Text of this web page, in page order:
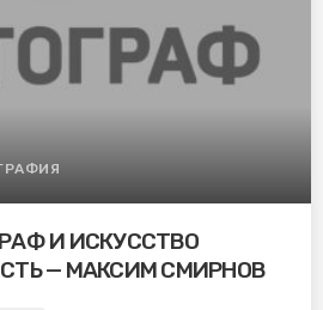
И ИСКУССТВО
— МАКСИМ СМИРНОВ